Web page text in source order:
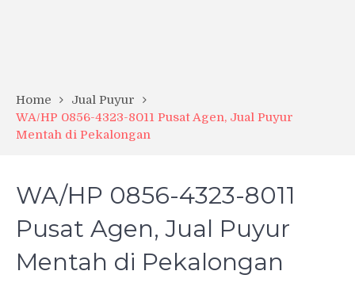
Home
Jual Puyur
WA/HP 0856-4323-8011 Pusat Agen, Jual Puyur
Mentah di Pekalongan
WA/HP 0856-4323-8011
Pusat Agen, Jual Puyur
Mentah di Pekalongan